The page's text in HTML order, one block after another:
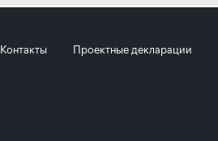
Контакты Проектные декларации